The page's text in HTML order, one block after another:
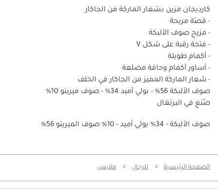
كارديجان مزين بشعار الماركة من الجاكار
- قصّة مريحة
- مزيج صوف الألبكة
- فتحة رقبة على شكل V‏
- أكمام طويلة
- أساور أكمام وحافة مضلعة
- شعار الماركة المميز من الجاكار في الخلف
صوف الألبكة 56% - بولي أميد 34% - صوف ميرينو 10%
صُنع في البرتغال
%56 صوف الألبكة - 34% بولي أميد - 10% صوف الميرينو
الصفحة الرئيسية للرجال ملابس